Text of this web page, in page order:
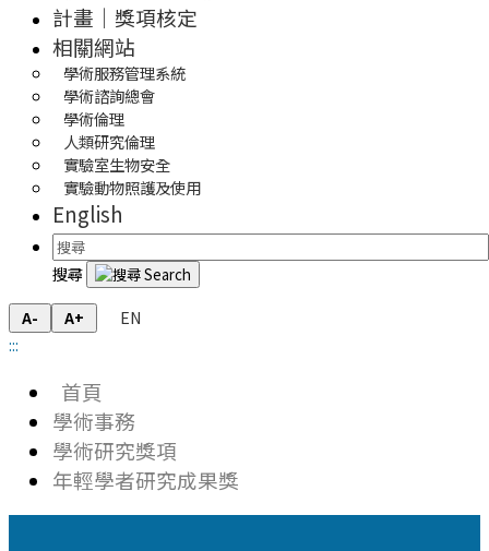
計畫｜獎項核定
相關網站
學術服務管理系統
學術諮詢總會
學術倫理
人類研究倫理
實驗室生物安全
實驗動物照護及使用
English
搜尋
A- A+
EN
:::
首頁
學術事務
學術研究獎項
年輕學者研究成果獎